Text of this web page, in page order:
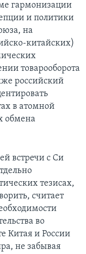
гармонизации
и политики
на
китайских)
товарооборота
российский
в атомной
обмена
встречи с Си
тезисах,
считает
во
Китая и России
не забывая